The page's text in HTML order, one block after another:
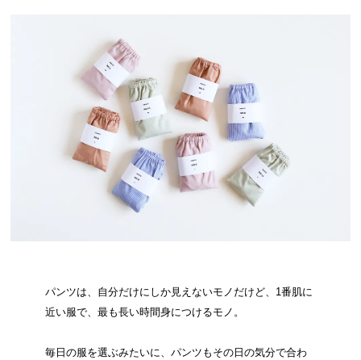
パンツは、自分だけにしか見えないモノだけど、1番肌に
近い服で、最も長い時間身につけるモノ。
毎日の服を選ぶみたいに、パンツもその日の気分で合わ